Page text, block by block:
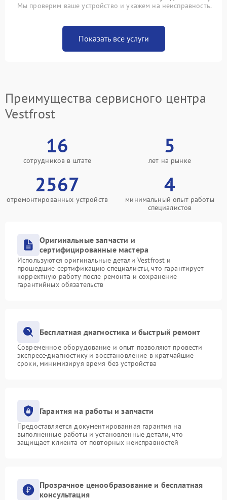
Мы проверим ваше устройство и укажем на неисправность.
Показать все услуги
Преимущества сервисного центра
Vestfrost
16
сотрудников в штате
5
лет на рынке
2567
отремонтированных устройств
4
минимальный опыт работы
специалистов
Оригинальные запчасти и
сертифицированные мастера
Используются оригинальные детали Vestfrost и
прошедшие сертификацию специалисты, что гарантирует
корректную работу после ремонта и сохранение
гарантийных обязательств
Бесплатная диагностика и быстрый ремонт
Современное оборудование и опыт позволяют провести
экспресс-диагностику и восстановление в кратчайшие
сроки, минимизируя время без устройства
Гарантия на работы и запчасти
Предоставляется документированная гарантия на
выполненные работы и установленные детали, что
защищает клиента от повторных неисправностей
Прозрачное ценообразование и бесплатная
консультация